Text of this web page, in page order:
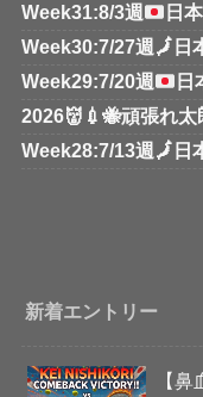
Week31:8/3週 日
Week30:7/27週 🗾 日
Week29:7/20週
日
2026👹💉🐝頑張れ
Week28:7/13週 🗾 日
新着エントリー
【